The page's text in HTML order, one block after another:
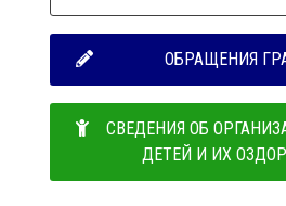
ОБРАЩЕНИЯ
СВЕДЕНИЯ ОБ
ДЕТЕЙ И ИХ